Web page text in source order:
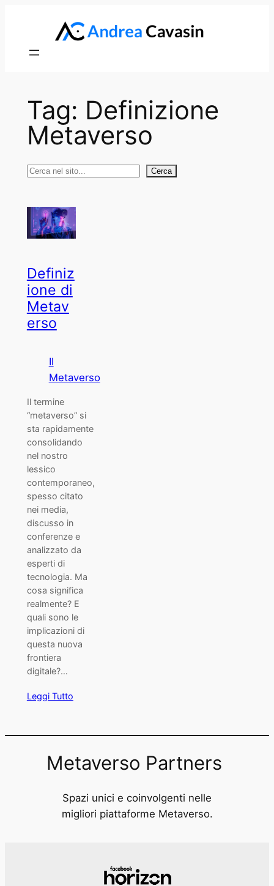
Tag: Definizione
Metaverso
Cerca Cerca
Definiz
ione di
Metav
erso
Il
Metaverso
Il termine
“metaverso” si
sta rapidamente
consolidando
nel nostro
lessico
contemporaneo,
spesso citato
nei media,
discusso in
conferenze e
analizzato da
esperti di
tecnologia. Ma
cosa significa
realmente? E
quali sono le
implicazioni di
questa nuova
frontiera
digitale?…
Leggi Tutto
Metaverso Partners
Spazi unici e coinvolgenti nelle
migliori piattaforme Metaverso.